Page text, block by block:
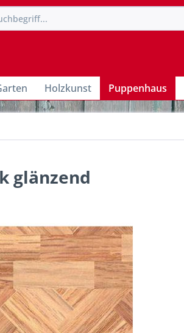
Holzkunst Puppenhaus
glänzend